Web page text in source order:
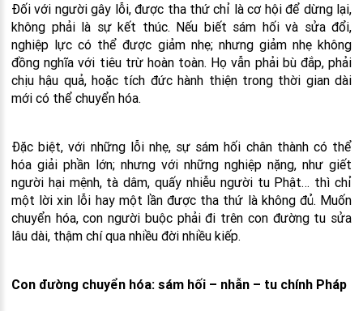
Đối với người gây lỗi, được tha thứ chỉ là cơ hội để dừng lại,
không phải là sự kết thúc. Nếu biết sám hối và sửa đổi,
nghiệp lực có thể được giảm nhẹ; nhưng giảm nhẹ không
đồng nghĩa với tiêu trừ hoàn toàn. Họ vẫn phải bù đắp, phải
chịu hậu quả, hoặc tích đức hành thiện trong thời gian dài
mới có thể chuyển hóa.
Đặc biệt, với những lỗi nhẹ, sự sám hối chân thành có thể
hóa giải phần lớn; nhưng với những nghiệp nặng, như giết
người hại mệnh, tà dâm, quấy nhiễu người tu Phật… thì chỉ
một lời xin lỗi hay một lần được tha thứ là không đủ. Muốn
chuyển hóa, con người buộc phải đi trên con đường tu sửa
lâu dài, thậm chí qua nhiều đời nhiều kiếp.
Con đường chuyển hóa: sám hối – nhẫn – tu chính Pháp